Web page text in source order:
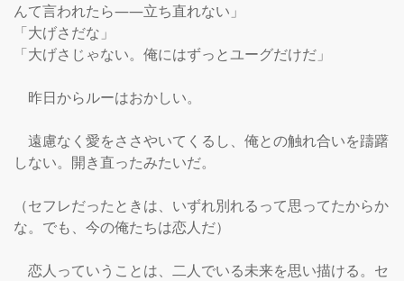
んて言われたら――立ち直れない」
「大げさだな」
「大げさじゃない。俺にはずっとユーグだけだ」
昨日からルーはおかしい。
遠慮なく愛をささやいてくるし、俺との触れ合いを躊躇
しない。開き直ったみたいだ。
（セフレだったときは、いずれ別れるって思ってたからか
な。でも、今の俺たちは恋人だ）
恋人っていうことは、二人でいる未来を思い描ける。セ